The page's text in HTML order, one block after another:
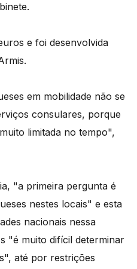
e foi desenvolvida
em mobilidade não se
consulares, porque
limitada no tempo",
"a primeira pergunta é
nestes locais" e esta
nacionais nessa
"é muito difícil determinar
até por restrições